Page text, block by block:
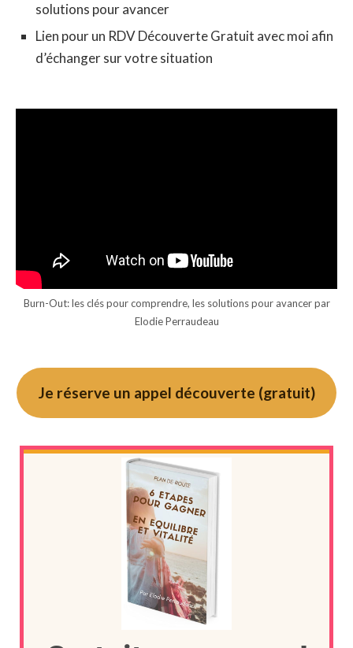
solutions pour avancer
Lien pour un RDV Découverte Gratuit avec moi afin
d’échanger sur votre situation
Burn-Out: les clés pour comprendre, les solutions pour avancer par
Elodie Perraudeau
Je réserve un appel découverte (gratuit)